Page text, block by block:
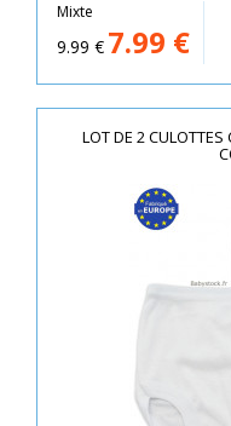
Mixte
9.99 € 7.99 €
LOT DE 2 CULOTTES